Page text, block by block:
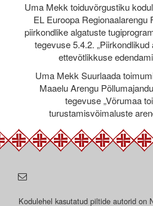
Uma Mekk toiduvõrgustiku
EL Euroopa Regionaalarengu
piirkondlike algatuste
tegevuse 5.4.2.
ettevõtlikkuse
Uma Mekk Suurlaada
Maaelu Arengu
tegevuse „Võrumaa
turustamisvõimaluste
Kodulehel kasutatud piltide autorid on